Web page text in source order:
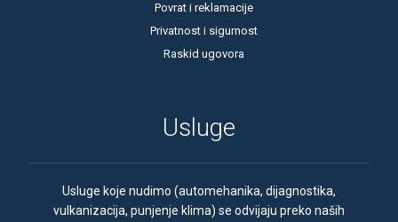
Povrat i reklamacije
Privatnost i sigurnost
Raskid ugovora
Usluge
Usluge koje nudimo (automehanika, dijagnostika,
vulkanizacija, punjenje klima) se odvijaju preko naših